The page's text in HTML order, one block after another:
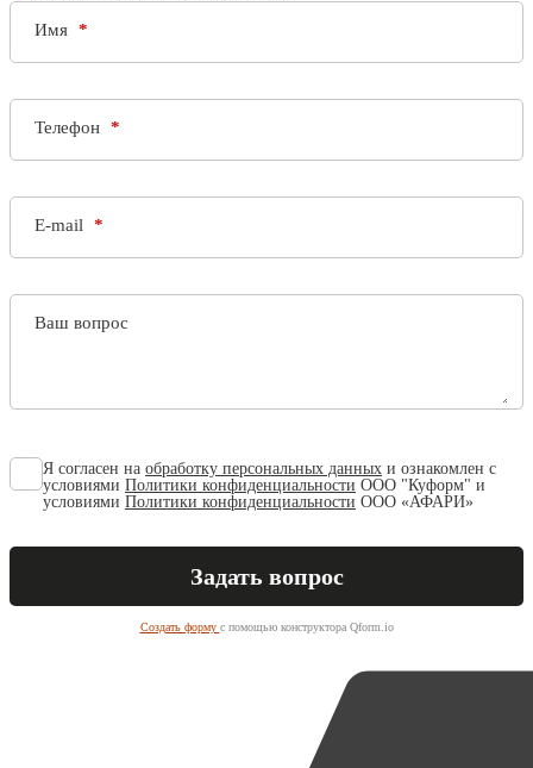
Имя
Телефон
E-mail
Ваш вопрос
Я согласен на обработку персональных данных и ознакомлен с
условиями Политики конфиденциальности ООО "Куформ" и
условиями Политики конфиденциальности ООО «АФАРИ»
Создать форму с помощью конструктора Qform.io